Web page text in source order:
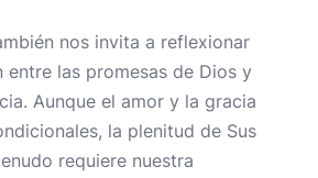
nos invita a reflexionar
entre las promesas de Dios y
Aunque el amor y la gracia
la plenitud de Sus
requiere nuestra